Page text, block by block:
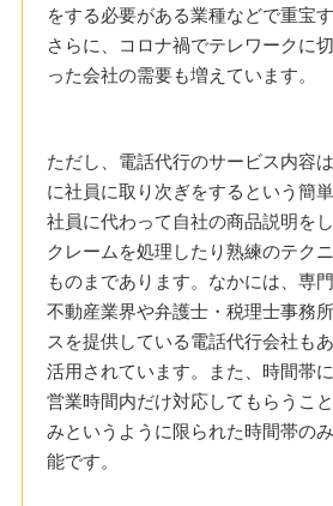
をする必要がある業種などで重宝
さらに、コロナ禍でテレワークに
った会社の需要も増えています。
ただし、電話代行のサービス内容
に社員に取り次ぎをするという簡
社員に代わって自社の商品説明を
クレームを処理したり熟練のテク
ものまであります。なかには、専
不動産業界や弁護士・税理士事務
スを提供している電話代行会社も
活用されています。また、時間帯
営業時間内だけ対応してもらうこ
みというように限られた時間帯の
能です。